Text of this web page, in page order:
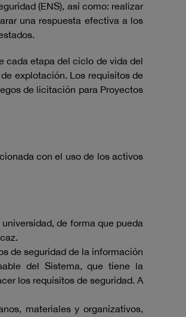
(ENS), así como: realizar
una respuesta efectiva a los
cada etapa del ciclo de vida del
explotación. Los requisitos de
de licitación para Proyectos
con el uso de los activos
de forma que pueda
de seguridad de la información
del Sistema, que tiene la
los requisitos de seguridad. A
materiales y organizativos,